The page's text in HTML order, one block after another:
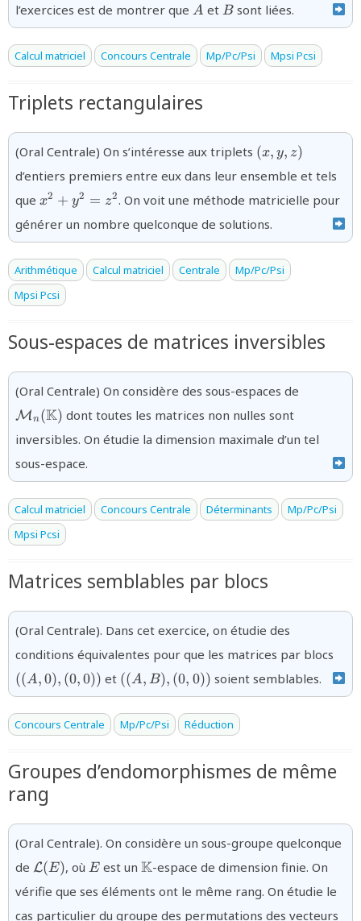
l’exercices est de montrer que {A}
A et {B}
B sont liées.
Calcul matriciel Concours Centrale Mp/Pc/Psi Mpsi Pcsi
Triplets rectangulaires
(Oral Centrale) On s’intéresse aux triplets {(x,y,z)}
(x, y, z)
d’entiers premiers entre eux dans leur ensemble et tels
que {x^2+y^2=z^2}
x2 + y2 = z2. On voit une méthode matricielle pour
générer un nombre quelconque de solutions.
Arithmétique Calcul matriciel Centrale
Mp/Pc/Psi
Mpsi Pcsi
Sous-espaces de matrices inversibles
(Oral Centrale) On considère des sous-espaces de
Mn (K) dont toutes les matrices non nulles sont
inversibles. On étudie la dimension maximale d’un tel
sous-espace.
Calcul matriciel Concours Centrale Déterminants
Mp/Pc/Psi
Mpsi Pcsi
Matrices semblables par blocs
(Oral Centrale). Dans cet exercice, on étudie des
conditions équivalentes pour que les matrices par blocs
((A,0), (0,0)) et {((A,B),
(0,0))}
((A, B), (0, 0)) soient semblables.
Concours Centrale Mp/Pc/Psi Réduction
Groupes d’endomorphismes de même
rang
(Oral Centrale). On considère un sous-groupe quelconque
de {\mathcal{L}
(E)}
L(E), où {E}
Eest un {\mathbb{K}}
K-espace de dimension finie. On
vérifie que ses éléments ont le même rang. On étudie le
cas particulier du groupe des permutations des vecteurs